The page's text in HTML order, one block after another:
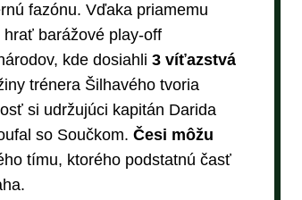
fazónu. Vďaka priamemu
barážové play-off
kde dosiahli 3 víťazstvá
trénera Šilhavého tvoria
si udržujúci kapitán Darida
so Součkom. Česi môžu
tímu, ktorého podstatnú časť